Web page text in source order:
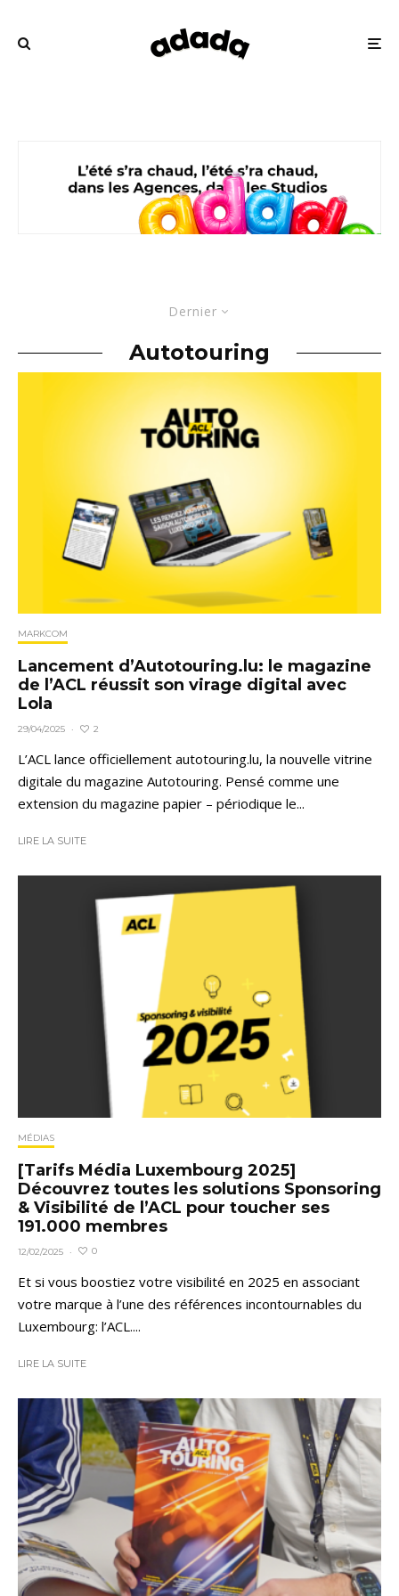
Dernier
Autotouring
MARKCOM
Lancement d’Autotouring.lu: le magazine
de l’ACL réussit son virage digital avec
Lola
29/04/2025 · 2
L’ACL lance officiellement autotouring.lu, la nouvelle vitrine
digitale du magazine Autotouring. Pensé comme une
extension du magazine papier – périodique le...
LIRE LA SUITE
MÉDIAS
[Tarifs Média Luxembourg 2025]
Découvrez toutes les solutions Sponsoring
& Visibilité de l’ACL pour toucher ses
191.000 membres
12/02/2025 · 0
Et si vous boostiez votre visibilité en 2025 en associant
votre marque à l’une des références incontournables du
Luxembourg: l’ACL....
LIRE LA SUITE